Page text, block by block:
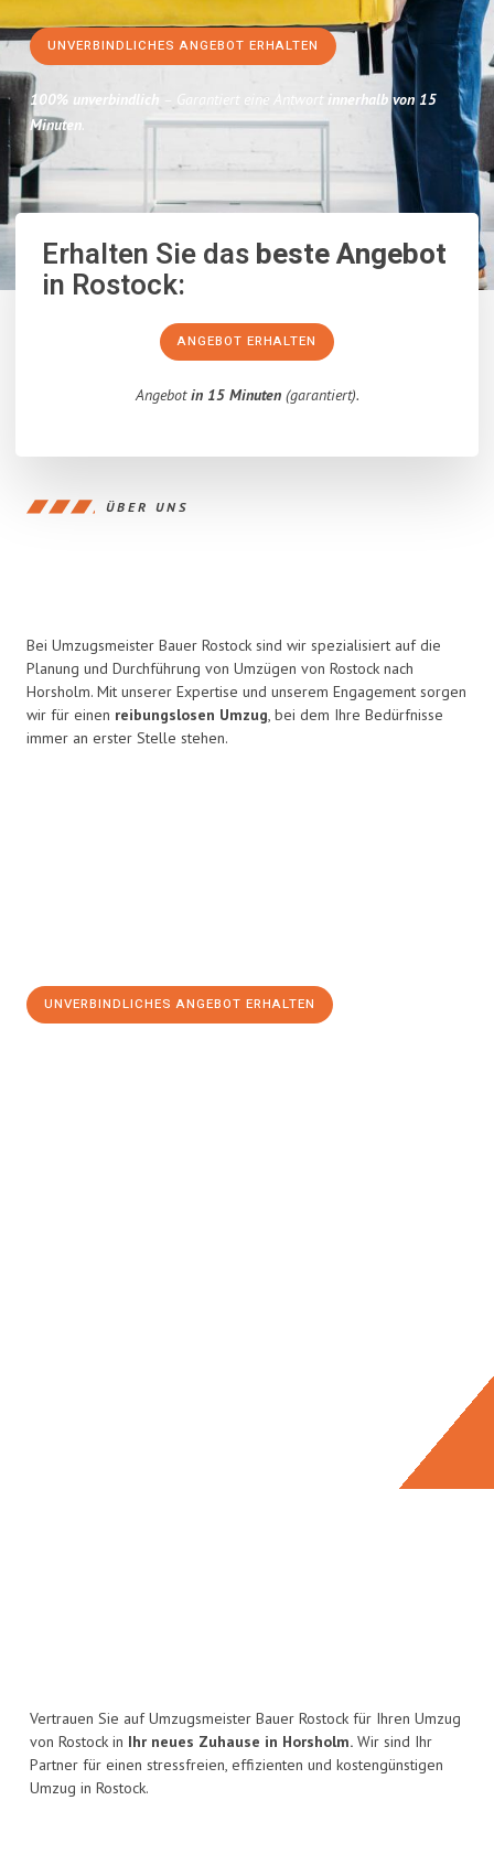
UNVERBINDLICHES ANGEBOT ERHALTEN
100% unverbindlich – Garantiert eine Antwort innerhalb von 15
Minuten.
Erhalten Sie dasbeste Angebot
in Rostock:
ANGEBOT ERHALTEN
Angebotin 15 Minuten(garantiert).
ÜBER UNS
Bei Umzugsmeister Bauer Rostock sind wir spezialisiert auf die
Planung und Durchführung von Umzügen von Rostock nach
Horsholm. Mit unserer Expertise und unserem Engagement sorgen
wir für einen reibungslosen Umzug, bei dem Ihre Bedürfnisse
immer an erster Stelle stehen.
UNVERBINDLICHES ANGEBOT ERHALTEN
Vertrauen Sie auf Umzugsmeister Bauer Rostock für Ihren Umzug
von Rostock in Ihr neues Zuhause in Horsholm. Wir sind Ihr
Partner für einen stressfreien, effizienten und kostengünstigen
Umzug in Rostock.